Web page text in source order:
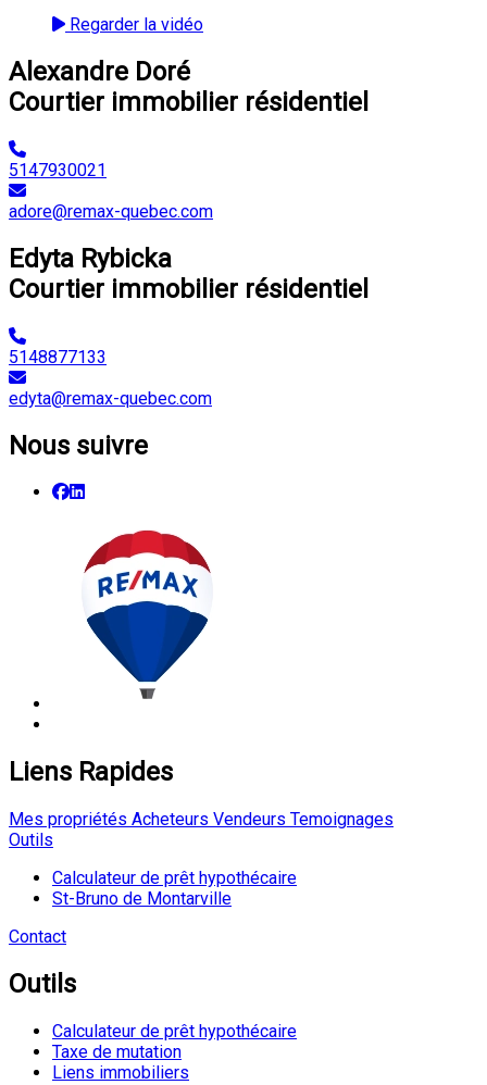
Regarder la vidéo
Alexandre Doré
Courtier immobilier résidentiel
5147930021
adore@remax-quebec.com
Edyta Rybicka
Courtier immobilier résidentiel
5148877133
edyta@remax-quebec.com
Nous suivre
Liens Rapides
Mes propriétés Acheteurs Vendeurs Temoignages
Outils
Calculateur de prêt hypothécaire
St-Bruno de Montarville
Contact
Outils
Calculateur de prêt hypothécaire
Taxe de mutation
Liens immobiliers